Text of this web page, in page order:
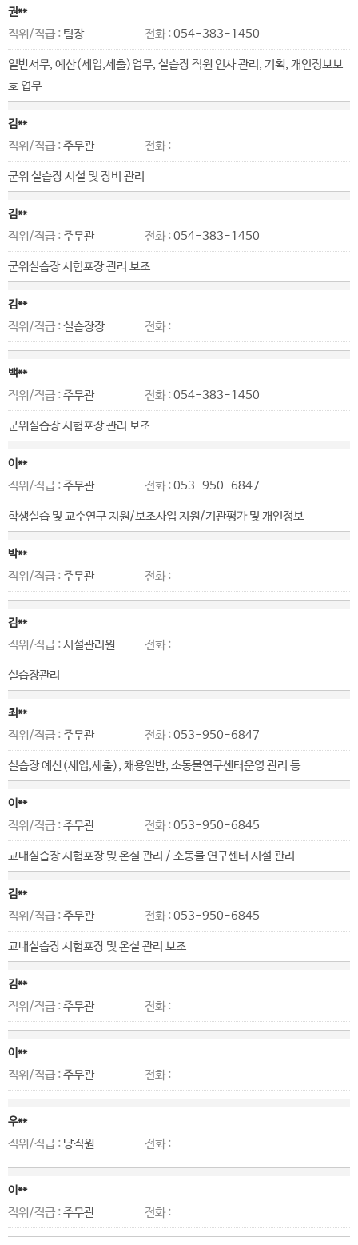
권**
직위/직급 : 팀장 전화 :054-383-1450
일반서무, 예산(세입,세출)업무, 실습장 직원 인사 관리, 기획, 개인정보보
호 업무
김**
직위/직급 :주무관 전화 :
군위 실습장 시설 및 장비 관리
김**
직위/직급 :주무관 전화 :054-383-1450
군위실습장 시험포장 관리 보조
김**
직위/직급 :실습장장 전화 :
백**
직위/직급 :주무관 전화 :054-383-1450
군위실습장 시험포장 관리 보조
이**
직위/직급 :주무관 전화 :053-950-6847
학생실습 및 교수연구 지원/보조사업 지원/기관평가 및 개인정보
박**
직위/직급 :주무관 전화 :
김**
직위/직급 :시설관리원 전화 :
실습장관리
최**
직위/직급 :주무관 전화 :053-950-6847
실습장 예산(세입,세출), 채용일반, 소동물연구센터운영 관리 등
이**
직위/직급 :주무관 전화 :053-950-6845
교내실습장 시험포장 및 온실 관리 / 소동물 연구센터 시설 관리
김**
직위/직급 :주무관 전화 :053-950-6845
교내실습장 시험포장 및 온실 관리 보조
김**
직위/직급 :주무관 전화 :
이**
직위/직급 :주무관 전화 :
우**
직위/직급 : 당직원 전화 :
이**
직위/직급 :주무관 전화 :